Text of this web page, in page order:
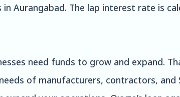
Aurangabad. The lap interest rate is
need funds to grow and expand.
of manufacturers, contractors, and